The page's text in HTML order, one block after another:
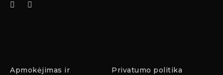
Apmokėjimas ir
Privatumo politika